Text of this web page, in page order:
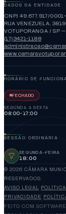
DADOS DA ENTIDADE
CNPJ 49.677.917/
RUA VENEZUELA,
VOTUPORANGA / SP
(17)3421-1188
HORÁRIO DE
FECHADO
SEGUNDA A SEXTA
08:00-17:00
SESSÃO ORDINÁRIA
SEGUNDA-FEIRA
18:00
© 2026 CÂMARA
RESERVADOS.
AVISO LEGAL
PRIVACIDADE
FEITO COM